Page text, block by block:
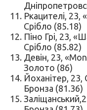
Ркацителі, 23,
Срібло (85.18)
Піно Грі, 23,
Срібло (85.82)
Девін, 23,
Золото (86)
Йоханітер, 23,
Бронза (81.36)